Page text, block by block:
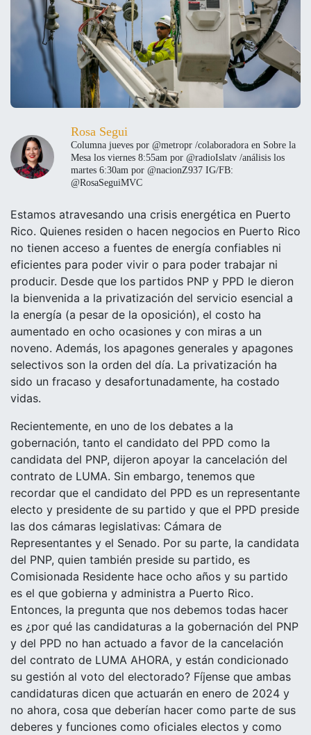
Rosa Segui
Columna jueves por @metropr /colaboradora en Sobre la
Mesa los viernes 8:55am por @radioIslatv /análisis los
martes 6:30am por @nacionZ937 IG/FB:
@RosaSeguiMVC
Estamos atravesando una crisis energética en Puerto
Rico. Quienes residen o hacen negocios en Puerto Rico
no tienen acceso a fuentes de energía confiables ni
eficientes para poder vivir o para poder trabajar ni
producir. Desde que los partidos PNP y PPD le dieron
la bienvenida a la privatización del servicio esencial a
la energía (a pesar de la oposición), el costo ha
aumentado en ocho ocasiones y con miras a un
noveno. Además, los apagones generales y apagones
selectivos son la orden del día. La privatización ha
sido un fracaso y desafortunadamente, ha costado
vidas.
Recientemente, en uno de los debates a la
gobernación, tanto el candidato del PPD como la
candidata del PNP, dijeron apoyar la cancelación del
contrato de LUMA. Sin embargo, tenemos que
recordar que el candidato del PPD es un representante
electo y presidente de su partido y que el PPD preside
las dos cámaras legislativas: Cámara de
Representantes y el Senado. Por su parte, la candidata
del PNP, quien también preside su partido, es
Comisionada Residente hace ocho años y su partido
es el que gobierna y administra a Puerto Rico.
Entonces, la pregunta que nos debemos todas hacer
es ¿por qué las candidaturas a la gobernación del PNP
y del PPD no han actuado a favor de la cancelación
del contrato de LUMA AHORA, y están condicionado
su gestión al voto del electorado? Fíjense que ambas
candidaturas dicen que actuarán en enero de 2024 y
no ahora, cosa que deberían hacer como parte de sus
deberes y funciones como oficiales electos y como